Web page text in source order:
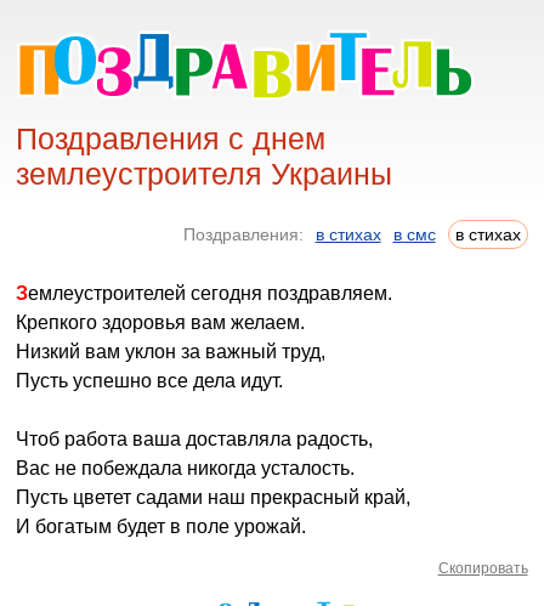
Поздравления с днем
землеустроителя Украины
Поздравления: в стихах в смс в стихах
Землеустроителей сегодня поздравляем.
Крепкого здоровья вам желаем.
Низкий вам уклон за важный труд,
Пусть успешно все дела идут.
Чтоб работа ваша доставляла радость,
Вас не побеждала никогда усталость.
Пусть цветет садами наш прекрасный край,
И богатым будет в поле урожай.
Скопировать